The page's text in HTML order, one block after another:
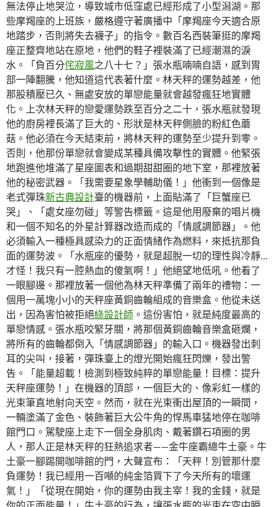
無法停止地哭泣，導致城市低窪處已經形成了小型潟湖。那
些摩羯座的上班族，嚴格遵守著廣播中「摩羯座今天適合原
地踏步，否則將失去襪子」的指令。數百名西裝筆挺的摩羯
座正整齊地站在原地，他們的鞋子裡裝滿了已經潮濕的淚
水。「負百分侘寂風之八十七？」張水瓶喃喃自語，感到胃
部一陣翻騰，他知道這代表著什麼。林天秤的運勢越差，他
那股積壓已久、無處安放的單戀能量就會越發瘋狂地實體
化。上次林天秤的戀愛運勢跌至百分之二十，張水瓶就發現
他的廚房裡長滿了巨大的、形狀是林天秤側臉的粉紅色蘑
菇。他必須在今天結束前，將林天秤的運勢至少提升到零。
否則，他那份單戀就會變成某種具備攻擊性的實體。他緊張
地跑進他堆滿了星座圖表和過期甜甜圈的地下室，那裡放著
他的秘密武器。「我需要星象學輔助儀！」他衝到一個像是
老式彈珠新古典設計臺的機器前，上面貼滿了「巨蟹座已
哭」、「處女座勿碰」等警告標籤。這是他用廢棄的唱片機
和一個不知名的外星計算器改造而成的「情感調節器」。他
必須輸入一種極具感染力的正面情緒作為燃料，來抵抗那負
面的運勢波。「水瓶座的優勢，就是超脫一切的理性與冷靜…
才怪！我只有一腔熱血的傻氣啊！」他絕望地低吼。他看了
一眼腳邊。那裡放著一個他為林天秤準備了兩年的禮物：一
個用一萬塊小小的天秤座黃銅齒輪組成的音樂盒。他從未送
出，因為害怕被拒絕綠設計師 。這份害怕，就是純度最高的
單戀情感。張水瓶咬緊牙關，將那個黃銅齒輪音樂盒砸爛，
將所有的齒輪都倒入「情感調節器」的輸入口。機器發出刺
耳的尖叫，接著，彈珠臺上的燈光開始瘋狂閃爍，發出警
告。「能量超載！檢測到極致純粹的單戀能量！目標：提升
天秤座運勢！」在機器的頂部，一個巨大的、像彩虹一樣的
光束筆直地射向天空。然而，就在光束衝出屋頂的一瞬間，
一輛塗滿了金色、裝飾著巨大公牛角的悍馬車猛地停在咖啡
館門口。駕駛座上走下一個全身肌肉、戴著鑽石項圈的男
人，那人正是林天秤的狂熱追求者——金牛座霸總牛土豪。牛
土豪一腳踢開咖啡館的門，大聲宣布：「天秤！別管那什麼
負運勢！我已經用一百噸的純金箔買下了今天所有的壞運
氣！」「從現在開始，你的運勢由我主宰！我的金錢，就是